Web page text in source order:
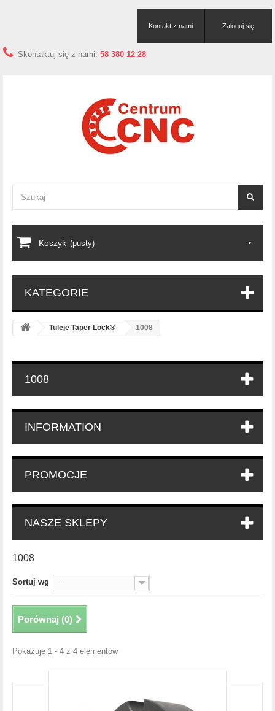
Zaloguj się
Kontakt z nami
Skontaktuj się z nami: 58 380 12 28
Koszyk (pusty)
KATEGORIE
Tuleje Taper Lock® 1008
1008
INFORMATION
PROMOCJE
NASZE SKLEPY
1008
Sortuj wg --
Porównaj (0)
Pokazuje 1 - 4 z 4 elementów